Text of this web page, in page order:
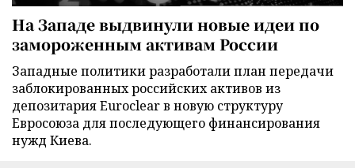
На Западе выдвинули новые идеи по
замороженным активам России
Западные политики разработали план передачи
заблокированных российских активов из
депозитария Euroclear в новую структуру
Евросоюза для последующего финансирования
нужд Киева.